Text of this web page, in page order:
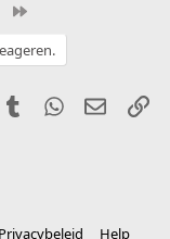
Tumblr WhatsApp
E-mail
Privacybeleid Help